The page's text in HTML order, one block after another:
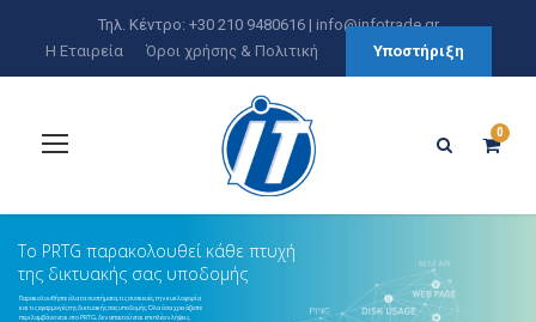
Τηλ. Κέντρο: +30 210 9480616 | info@infotrade.gr
Η Εταιρεία
Όροι χρήσης & Πολιτική Υποστήριξη
0
Το PRTG παρακολουθεί κάθε πτυχή
της δικτυακής σας υποδομής
Παρακολουθήστε όλα τα συστήματα, τις συσκευές, την κυκλοφορία
και τις εφαρμογές της δικτυακής σας υποδομής. Όλα όσα χρειάζεστε
περιλαμβάνονται στο PRTG, δεν απαιτούνται επιπλέον λήψεις.